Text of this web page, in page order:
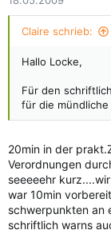
Claire schrieb:
Hallo Locke,
Für den
für die
20min in der
Verordnungen
seeeeehr
war 10min
schwerpunkten an
schriftlich warns